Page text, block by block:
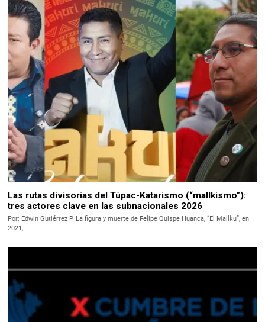
Las rutas divisorias del Túpac-Katarismo (“mallkismo”):
tres actores clave en las subnacionales 2026
Por: Edwin Gutiérrez P. La figura y muerte de Felipe Quispe Huanca, “El Mallku”, en
2021,…